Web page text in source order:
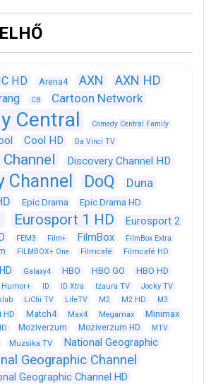
HD Arena4 AXN AXN HD
C8 Cartoon Network
Central Comedy Central Family
Cool HD Da Vinci TV
Discovery Channel HD
Channel DoQ
Duna
Epic Drama Epic Drama HD
Eurosport 1 HD
Eurosport 2
FEM3 Film+ FilmBox FilmBox Extra
FILMBOX+ One Filmcafé Filmcafé HD
Galaxy4 HBO HBO GO HBO HD
Humor+ ID ID Xtra Izaura TV
Jocky TV
LiChi TV LifeTV M2 M2 HD M3
HD Match4 Max4 Megamax Minimax
Moziverzum Moziverzum HD
MTV
Muzsika TV National Geographic
Geographic Channel
Geographic Channel HD